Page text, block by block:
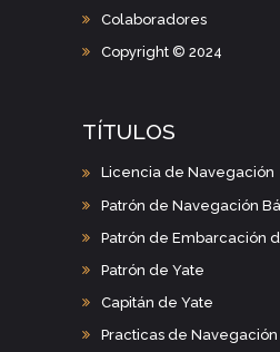
Colaboradores
Copyright © 2024
TÍTULOS
Licencia de Navegación
Patrón de Navegación
Patrón de Embarcación
Patrón de Yate
Capitán de Yate
Practicas de Navegación